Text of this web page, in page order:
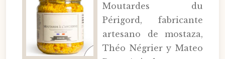
Moutardes du
Périgord, fabricante
artesano de mostaza,
Théo Négrier y Mateo